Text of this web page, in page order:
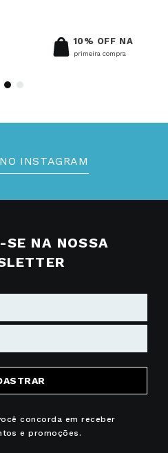
10% OFF NA
primeira compra
INSTAGRAM
SE NA NOSSA
concorda em receber
e promoções.